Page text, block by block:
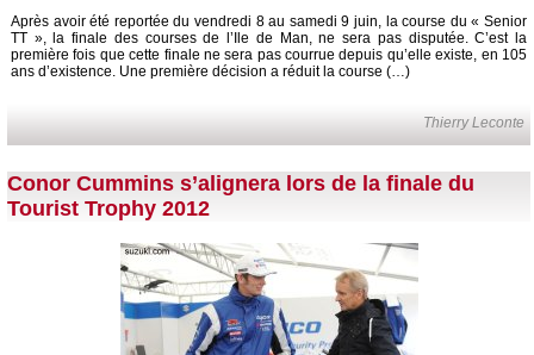
Après avoir été reportée du vendredi 8 au samedi 9 juin, la course du « Senior
TT », la finale des courses de l’Ile de Man, ne sera pas disputée. C’est la
première fois que cette finale ne sera pas courrue depuis qu’elle existe, en 105
ans d’existence. Une première décision a réduit la course (…)
Thierry Leconte
Conor Cummins s’alignera lors de la finale du
Tourist Trophy 2012